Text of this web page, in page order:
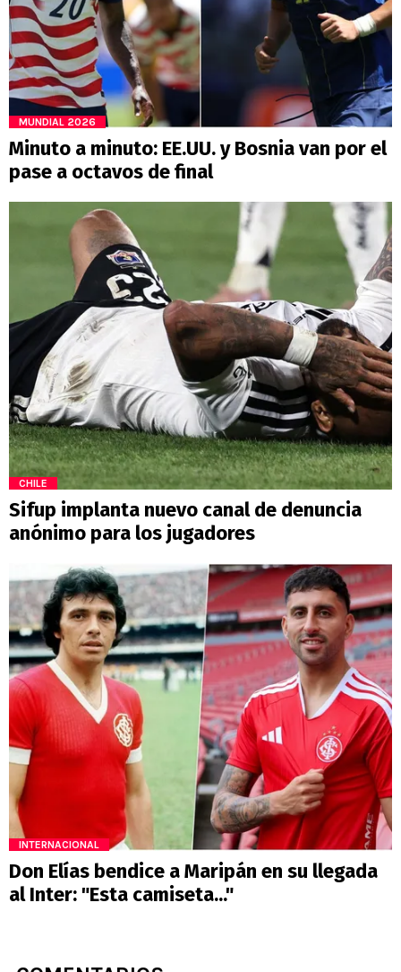
MUNDIAL 2026
Minuto a minuto: EE.UU. y Bosnia van por el
pase a octavos de final
CHILE
Sifup implanta nuevo canal de denuncia
anónimo para los jugadores
INTERNACIONAL
Don Elías bendice a Maripán en su llegada
al Inter: "Esta camiseta..."